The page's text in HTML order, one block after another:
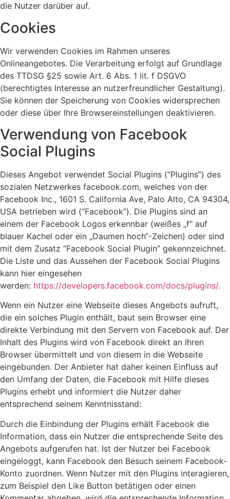
die Nutzer darüber auf.
Cookies
Wir verwenden Cookies im Rahmen unseres
Onlineangebotes. Die Verarbeitung erfolgt auf Grundlage
des TTDSG §25 sowie Art. 6 Abs. 1 lit. f DSGVO
(berechtigtes Interesse an nutzerfreundlicher Gestaltung).
Sie können der Speicherung von Cookies widersprechen
oder diese über Ihre Browsereinstellungen deaktivieren.
Verwendung von Facebook
Social Plugins
Dieses Angebot verwendet Social Plugins (“Plugins”) des
sozialen Netzwerkes facebook.com, welches von der
Facebook Inc., 1601 S. California Ave, Palo Alto, CA 94304,
USA betrieben wird (“Facebook”). Die Plugins sind an
einem der Facebook Logos erkennbar (weißes „f“ auf
blauer Kachel oder ein „Daumen hoch“-Zeichen) oder sind
mit dem Zusatz “Facebook Social Plugin” gekennzeichnet.
Die Liste und das Aussehen der Facebook Social Plugins
kann hier eingesehen
werden: https://developers.facebook.com/docs/plugins/.
Wenn ein Nutzer eine Webseite dieses Angebots aufruft,
die ein solches Plugin enthält, baut sein Browser eine
direkte Verbindung mit den Servern von Facebook auf. Der
Inhalt des Plugins wird von Facebook direkt an Ihren
Browser übermittelt und von diesem in die Webseite
eingebunden. Der Anbieter hat daher keinen Einfluss auf
den Umfang der Daten, die Facebook mit Hilfe dieses
Plugins erhebt und informiert die Nutzer daher
entsprechend seinem Kenntnisstand:
Durch die Einbindung der Plugins erhält Facebook die
Information, dass ein Nutzer die entsprechende Seite des
Angebots aufgerufen hat. Ist der Nutzer bei Facebook
eingeloggt, kann Facebook den Besuch seinem Facebook-
Konto zuordnen. Wenn Nutzer mit den Plugins interagieren,
zum Beispiel den Like Button betätigen oder einen